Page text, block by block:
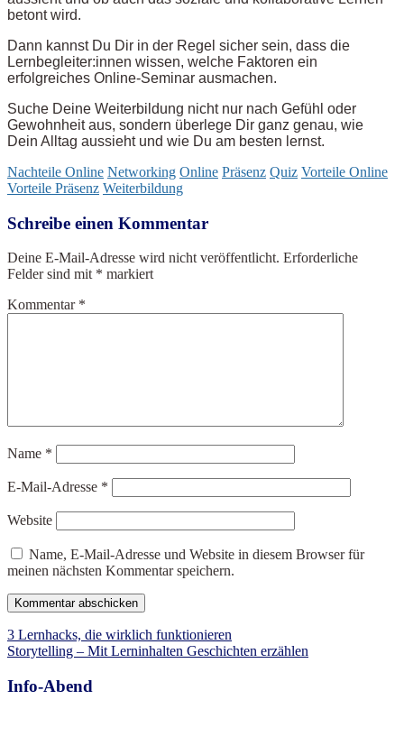
betont wird.
Dann kannst Du Dir in der Regel sicher sein, dass die
Lernbegleiter:innen wissen, welche Faktoren ein
erfolgreiches Online-Seminar ausmachen.
Suche Deine Weiterbildung nicht nur nach Gefühl oder
Gewohnheit aus, sondern überlege Dir ganz genau, wie
Dein Alltag aussieht und wie Du am besten lernst.
Nachteile Online Networking Online Präsenz Quiz Vorteile Online
Vorteile Präsenz Weiterbildung
Schreibe einen Kommentar
Deine E-Mail-Adresse wird nicht veröffentlicht. Erforderliche
Felder sind mit * markiert
Kommentar *
Name *
E-Mail-Adresse *
Website
Name, E-Mail-Adresse und Website in diesem Browser für
meinen nächsten Kommentar speichern.
Beitragsnavigation
3 Lernhacks, die wirklich funktionieren
Storytelling – Mit Lerninhalten Geschichten erzählen
Info-Abend